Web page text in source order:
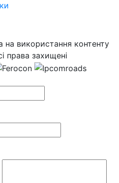
використання контенту
права захищені